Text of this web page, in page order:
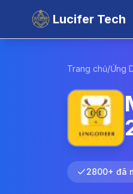
Lucifer Tech
Trang chủ/Ứng
2800+ đã